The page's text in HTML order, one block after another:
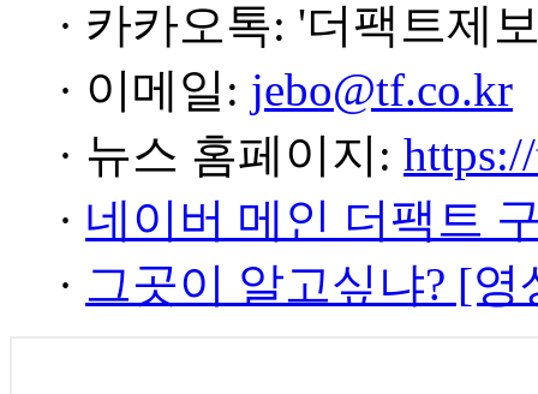
· 카카오톡: '더팩트제
· 이메일: jebo@tf.co.kr
· 뉴스 홈페이지:
· 네이버 메인 더팩트
· 그곳이 알고싶냐? [